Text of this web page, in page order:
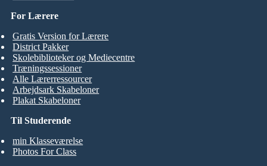
Til Studerende
min Klasseværelse
Photos For Class
For Lærere
Gratis Version for Lærere
District Pakker
Skolebiblioteker og Mediecentre
Træningssessioner
Alle Lærerressourcer
Arbejdsark Skabeloner
Plakat Skabeloner